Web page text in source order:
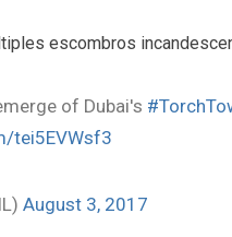
escombros
of Dubai's
tei5EVWsf3
August 3, 2017